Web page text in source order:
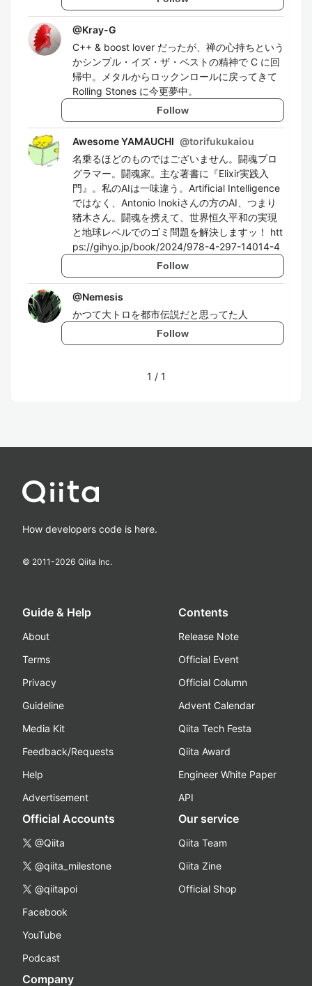
@Kray-G
C++ & boost lover だったが、禅の心持ちという
かシンプル・イズ・ザ・ベストの精神で C に回
帰中。メタルからロックンロールに戻ってきて
Rolling Stones に今更夢中。
Follow
Awesome YAMAUCHI @torifukukaiou
名乗るほどのものではございません。闘魂プロ
グラマー。闘魂家。主な著書に『Elixir実践入
門』。私のAIは一味違う。Artificial Intelligence
ではなく、Antonio Inokiさんの方のAI、つまり
猪木さん。闘魂を携えて、世界恒久平和の実現
と地球レベルでのゴミ問題を解決しますッ！ htt
ps://gihyo.jp/book/2024/978-4-297-14014-4
Follow
@Nemesis
かつて大トロを都市伝説だと思ってた人
Follow
1 / 1
How developers code is here.
© 2011-2026 Qiita Inc.
Guide & Help
About
Terms
Privacy
Guideline
Media Kit
Feedback/Requests
Help
Advertisement
Contents
Release Note
Official Event
Official Column
Advent Calendar
Qiita Tech Festa
Qiita Award
Engineer White Paper
API
Official Accounts
@Qiita
@qiita_milestone
@qiitapoi
Facebook
YouTube
Podcast
Our service
Qiita Team
Qiita Zine
Official Shop
Company